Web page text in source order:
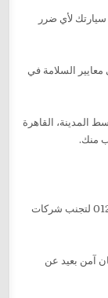
لأي ضرر
السلامة في
المدينة، القاهرة
منك.
تأكد دائمًا من الاتصال بأرقام موثوقة مثل 01282505052 لتجنب شركات
آمن بعيد عن